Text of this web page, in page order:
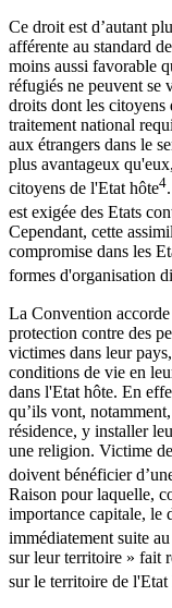
Ce droit est d’autant
afférente au standard
moins aussi favorable
réfugiés ne peuvent se
droits dont les citoyens
traitement national
aux étrangers dans le
plus avantageux
citoyens de l'Etat hôte4
est exigée des Etats
Cependant, cette
compromise dans les
formes d'organisation
La Convention
protection contre des
victimes dans leur
conditions de vie en
dans l'Etat hôte. En
qu’ils vont,
résidence, y installer
une religion. Victime
doivent bénéficier
Raison pour laquelle,
importance capitale, le
immédiatement suite
sur leur territoire » fait
sur le territoire de l'Etat